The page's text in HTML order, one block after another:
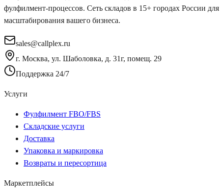
фулфилмент-процессов. Сеть складов в 15+ городах России для
масштабирования вашего бизнеса.
sales@callplex.ru
г. Москва, ул. Шаболовка, д. 31г, помещ. 29
Поддержка 24/7
Услуги
Фулфилмент FBO/FBS
Складские услуги
Доставка
Упаковка и маркировка
Возвраты и пересортица
Маркетплейсы